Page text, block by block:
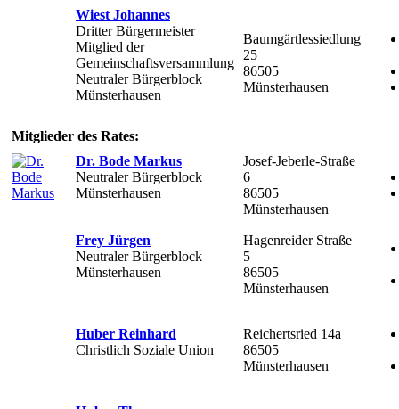
Wiest Johannes
Dritter Bürgermeister
Mitglied der
Gemeinschaftsversammlung
Neutraler Bürgerblock
Münsterhausen
Baumgärtlessiedlung
25
86505
Münsterhausen
Mitglieder des Rates:
Dr. Bode Markus
Neutraler Bürgerblock
Münsterhausen
Josef-Jeberle-Straße
6
86505
Münsterhausen
Frey Jürgen
Neutraler Bürgerblock
Münsterhausen
Hagenreider Straße
5
86505
Münsterhausen
Huber Reinhard
Christlich Soziale Union
Reichertsried 14a
86505
Münsterhausen